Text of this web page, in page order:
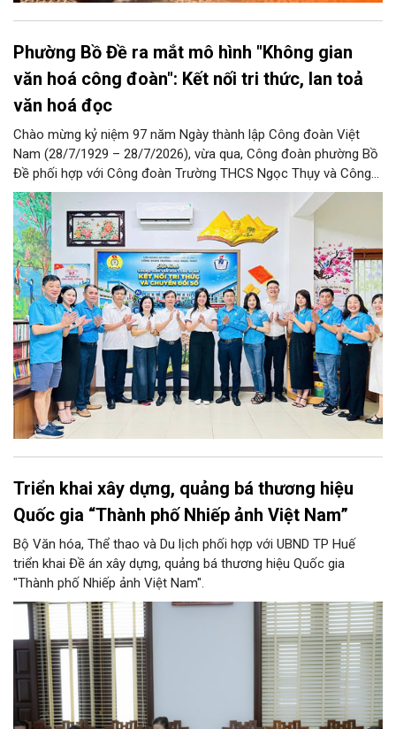
Phường Bồ Đề ra mắt mô hình "Không gian
văn hoá công đoàn": Kết nối tri thức, lan toả
văn hoá đọc
Chào mừng kỷ niệm 97 năm Ngày thành lập Công đoàn Việt
Nam (28/7/1929 – 28/7/2026), vừa qua, Công đoàn phường Bồ
Đề phối hợp với Công đoàn Trường THCS Ngọc Thụy và Công
đoàn Trường Tiểu học Ái Mộ B tổ chức Lễ ra mắt Mô hình
“Không gian văn hóa công đoàn”.
Triển khai xây dựng, quảng bá thương hiệu
Quốc gia “Thành phố Nhiếp ảnh Việt Nam”
Bộ Văn hóa, Thể thao và Du lịch phối hợp với UBND TP Huế
triển khai Đề án xây dựng, quảng bá thương hiệu Quốc gia
"Thành phố Nhiếp ảnh Việt Nam".